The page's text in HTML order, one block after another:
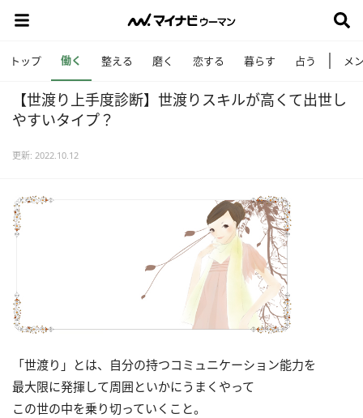
トップ 働く 整える 磨く 恋する 暮らす 占う メ
【世渡り上手度診断】世渡りスキルが高くて出世し
やすいタイプ？
更新: 2022.10.12
「世渡り」とは、自分の持つコミュニケーション能力を
最大限に発揮して周囲といかにうまくやって
この世の中を乗り切っていくこと。